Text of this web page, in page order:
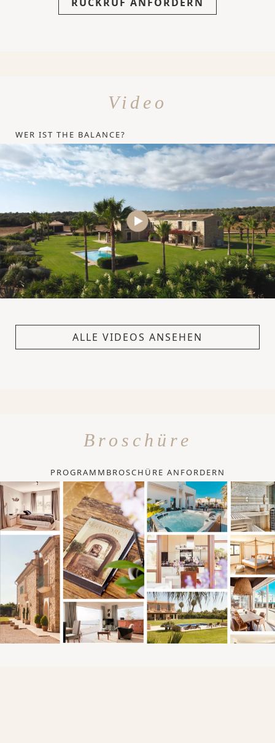
Video
WER IST THE BALANCE?
ALLE VIDEOS ANSEHEN
Broschüre
PROGRAMMBROSCHÜRE ANFORDERN